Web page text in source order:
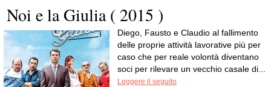
Noi e la Giulia ( 2015 )
Diego, Fausto e Claudio al fallimento
delle proprie attività lavorative più per
caso che per reale volontà diventano
soci per rilevare un vecchio casale di...
Leggere il seguito